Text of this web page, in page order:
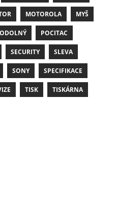
MOTOROLA MYŠ
ODOLNÝ POCITAC
SECURITY SLEVA
SONY SPECIFIKACE
TISK TISKÁRNA